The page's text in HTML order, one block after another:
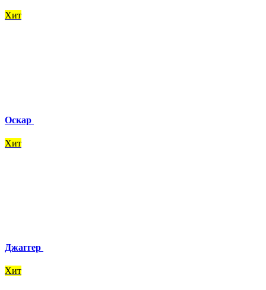
Хит
Оскар
Хит
Джаггер
Хит